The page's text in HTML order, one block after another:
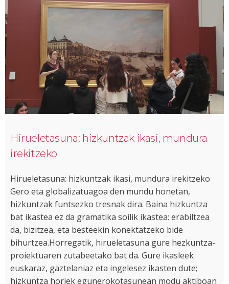
Hirueletasuna: hizkuntzak ikasi, mundura
irekitzeko
Hirueletasuna: hizkuntzak ikasi, mundura irekitzeko
Gero eta globalizatuagoa den mundu honetan,
hizkuntzak funtsezko tresnak dira. Baina hizkuntza
bat ikastea ez da gramatika soilik ikastea: erabiltzea
da, bizitzea, eta besteekin konektatzeko bide
bihurtzea.Horregatik, hirueletasuna gure hezkuntza-
proiektuaren zutabeetako bat da. Gure ikasleek
euskaraz, gaztelaniaz eta ingelesez ikasten dute;
hizkuntza horiek egunerokotasunean modu aktiboan